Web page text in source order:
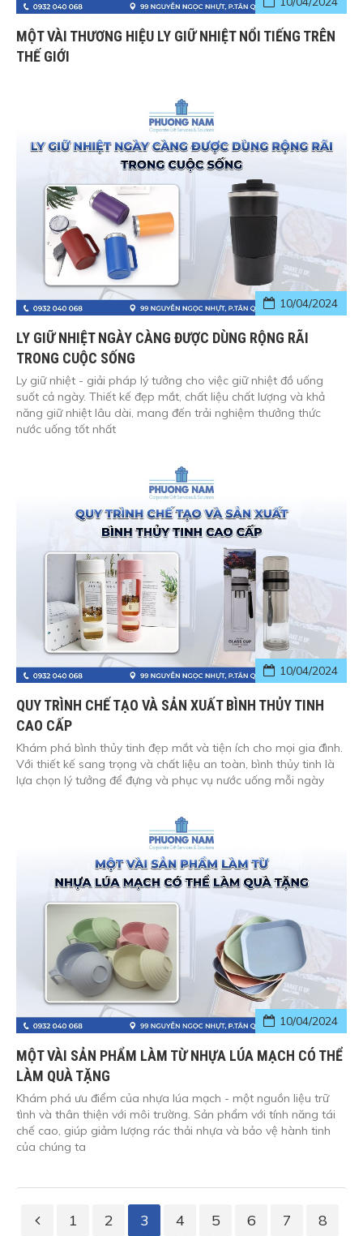
MỘT VÀI THƯƠNG HIỆU LY GIỮ NHIỆT NỔI TIẾNG TRÊN
THẾ GIỚI
10/04/2024
LY GIỮ NHIỆT NGÀY CÀNG ĐƯỢC DÙNG RỘNG RÃI
TRONG CUỘC SỐNG
Ly giữ nhiệt - giải pháp lý tưởng cho việc giữ nhiệt đồ uống
suốt cả ngày. Thiết kế đẹp mắt, chất liệu chất lượng và khả
năng giữ nhiệt lâu dài, mang đến trải nghiệm thưởng thức
nước uống tốt nhất
10/04/2024
QUY TRÌNH CHẾ TẠO VÀ SẢN XUẤT BÌNH THỦY TINH
CAO CẤP
Khám phá bình thủy tinh đẹp mắt và tiện ích cho mọi gia đình.
Với thiết kế sang trọng và chất liệu an toàn, bình thủy tinh là
lựa chọn lý tưởng để đựng và phục vụ nước uống mỗi ngày
10/04/2024
MỘT VÀI SẢN PHẨM LÀM TỪ NHỰA LÚA MẠCH CÓ THỂ
LÀM QUÀ TẶNG
Khám phá ưu điểm của nhựa lúa mạch - một nguồn liệu trữ
tình và thân thiện với môi trường. Sản phẩm với tính năng tái
chế cao, giúp giảm lượng rác thải nhựa và bảo vệ hành tinh
của chúng ta
1 2 3 4 5 6 7 8